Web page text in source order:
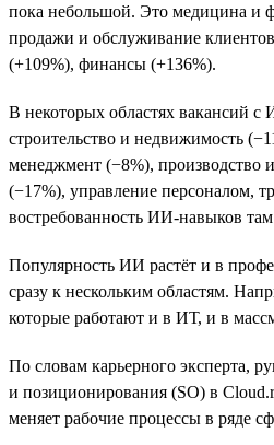
пока небольшой. Это медицина и
продажи и обслуживание
(+109%), финансы (+136%).
В некоторых областях вакансий
строительство и недвижимость
менеджмент (−8%), производство
(−17%), управление персоналом,
востребованность ИИ-навыков там
Популярность ИИ растёт и в
сразу к нескольким областям.
которые работают и в ИТ, и в
По словам карьерного эксперта,
и позиционирования (SO) в
меняет рабочие процессы в ряде